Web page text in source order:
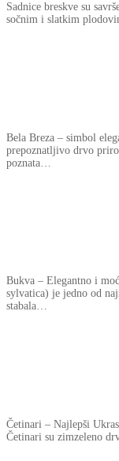
Sadnice breskve su
sočnim i slatkim
Bela Breza – simbol
prepoznatljivo drvo
poznata…
Bukva – Elegantno i
sylvatica) je jedno od
stabala…
Četinari – Najlepši
Četinari su zimzeleno